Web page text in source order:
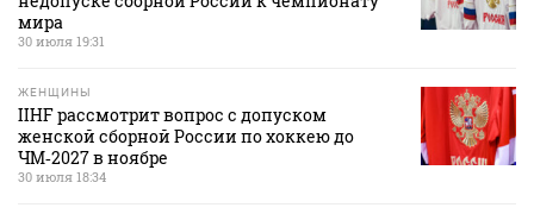
мира
30 июля 19:31
ЖЕНЩИНЫ
IIHF рассмотрит вопрос с допуском
женской сборной России по хоккею до
ЧМ‑2027 в ноябре
30 июля 18:34